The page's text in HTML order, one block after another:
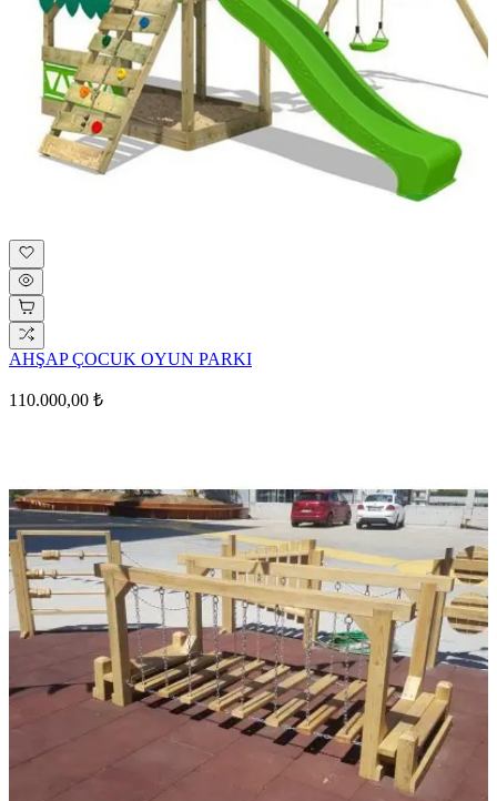
AHŞAP ÇOCUK OYUN PARKI
110.000,00 ₺